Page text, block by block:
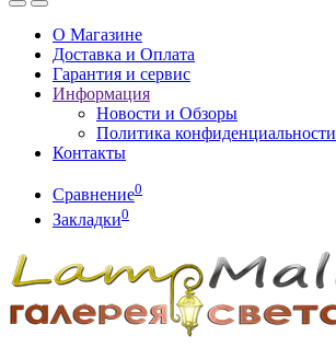
О Магазине
Доставка и Оплата
Гарантия и сервис
Информация
Новости и Обзоры
Политика конфиденциальности
Контакты
Сравнение0
Закладки0